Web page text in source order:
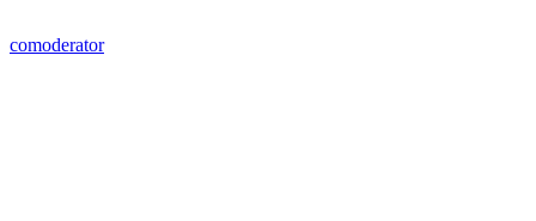
comoderator